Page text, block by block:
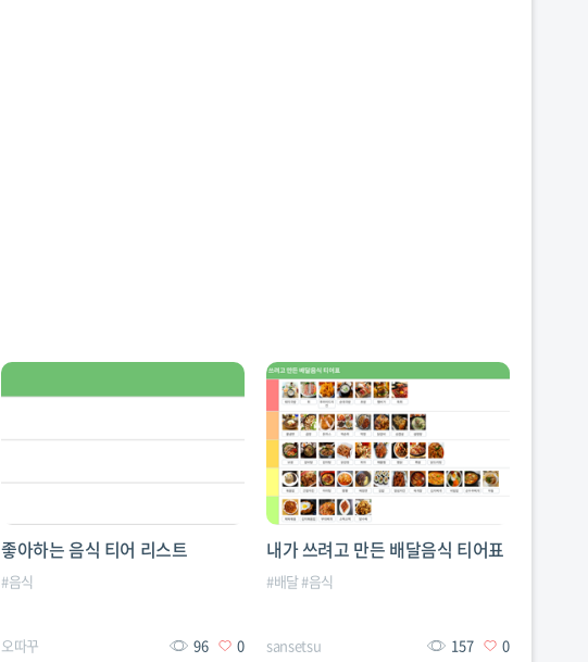
좋아하는 음식 티어 리스트
#음식
오따꾸 96 0
내가 쓰려고 만든 배달음식 티어표
#배달#음식
sansetsu 157 0